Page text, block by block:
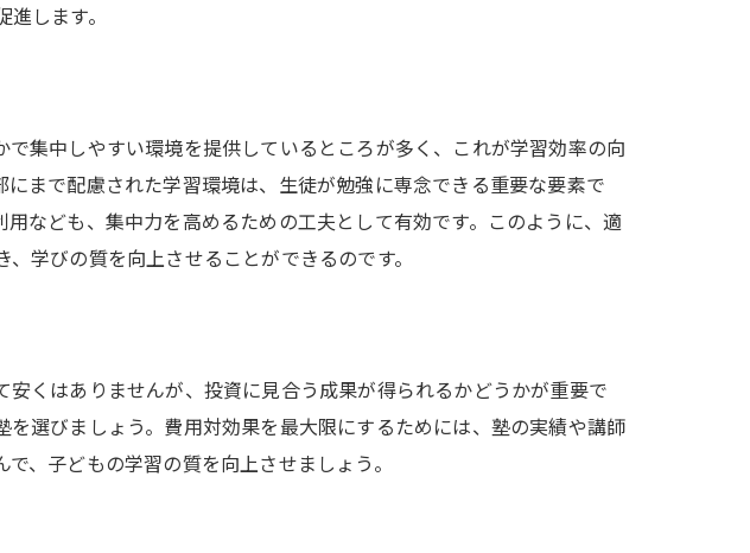
します。
集中しやすい環境を提供しているところが多く、これが学習効率の向
まで配慮された学習環境は、生徒が勉強に専念できる重要な要素で
なども、集中力を高めるための工夫として有効です。このように、適
学びの質を向上させることができるのです。
くはありませんが、投資に見合う成果が得られるかどうかが重要で
選びましょう。費用対効果を最大限にするためには、塾の実績や講師
、子どもの学習の質を向上させましょう。